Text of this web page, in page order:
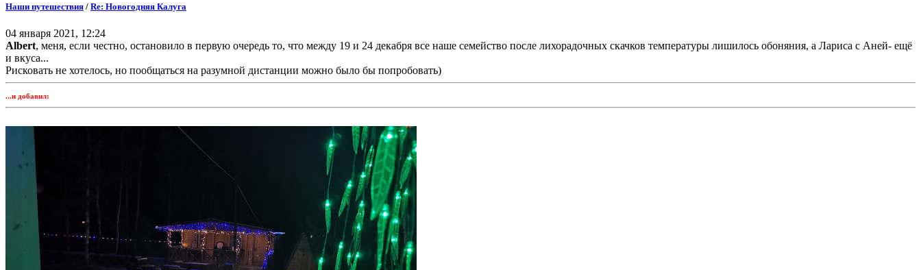
Наши путешествия / Re: Новогодняя Калуга
04 января 2021, 12:24
Albert, меня, если честно, остановило в первую очередь то, что между 19 и 24 декабря все наше семейство после лихорадочных скачков температуры лишилось обоняния, а Лариса с Аней- ещё
и вкуса...
Рисковать не хотелось, но пообщаться на разумной дистанции можно было бы попробовать)
...и добавил: